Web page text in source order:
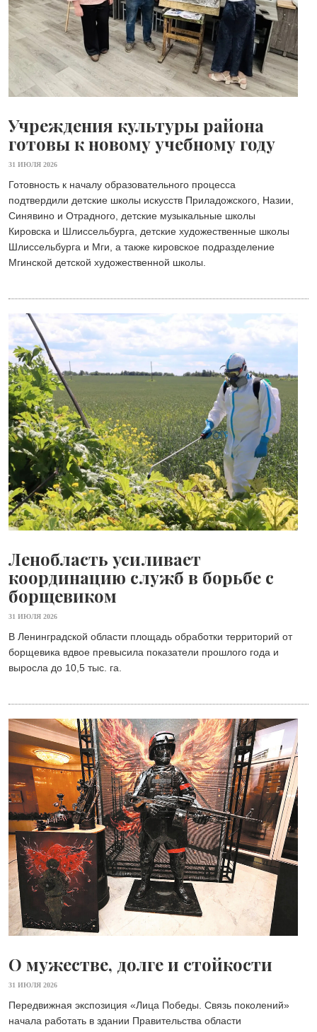
Учреждения культуры района
готовы к новому учебному году
31 ИЮЛЯ 2026
Готовность к началу образовательного процесса
подтвердили детские школы искусств Приладожского, Назии,
Синявино и Отрадного, детские музыкальные школы
Кировска и Шлиссельбурга, детские художественные школы
Шлиссельбурга и Мги, а также кировское подразделение
Мгинской детской художественной школы.
Ленобласть усиливает
координацию служб в борьбе с
борщевиком
31 ИЮЛЯ 2026
В Ленинградской области площадь обработки территорий от
борщевика вдвое превысила показатели прошлого года и
выросла до 10,5 тыс. га.
О мужестве, долге и стойкости
31 ИЮЛЯ 2026
Передвижная экспозиция «Лица Победы. Связь поколений»
начала работать в здании Правительства области